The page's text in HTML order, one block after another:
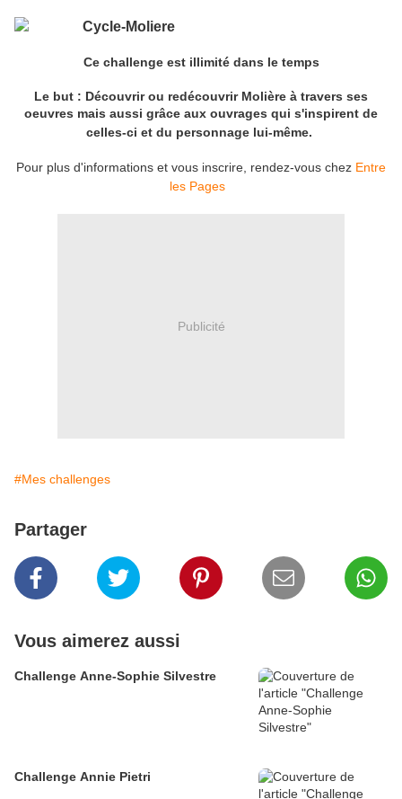
Ce challenge est illimité dans le temps
Le but : Découvrir ou redécouvrir Molière à travers ses
oeuvres mais aussi grâce aux ouvrages qui s'inspirent de
celles-ci et du personnage lui-même.
Pour plus d'informations et vous inscrire, rendez-vous chez Entre
les Pages
Publicité
#Mes challenges
Partager
Vous aimerez aussi
Challenge Anne-Sophie Silvestre
Challenge Annie Pietri